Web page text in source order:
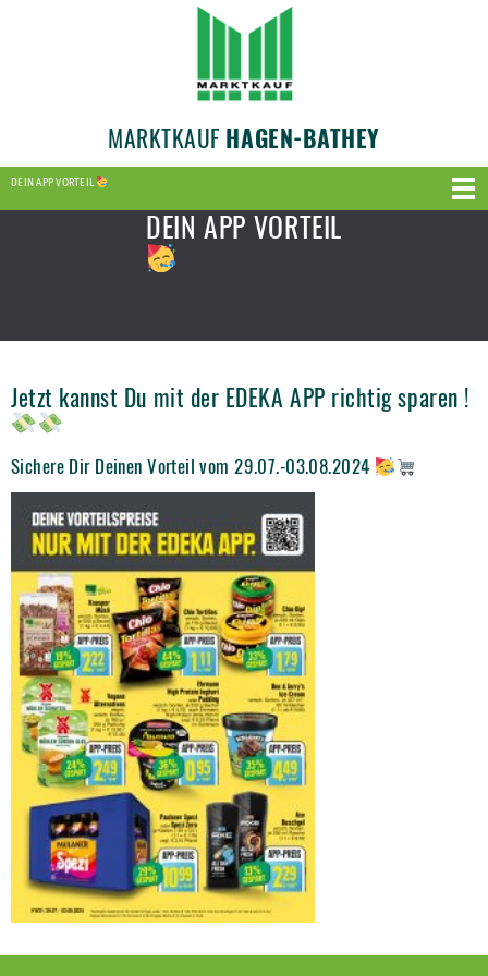
MARKTKAUF HAGEN-BATHEY
DEIN APP VORTEIL
DEIN APP VORTEIL
Jetzt kannst Du mit der EDEKA APP richtig sparen !
Sichere Dir Deinen Vorteil vom 29.07.-03.08.2024